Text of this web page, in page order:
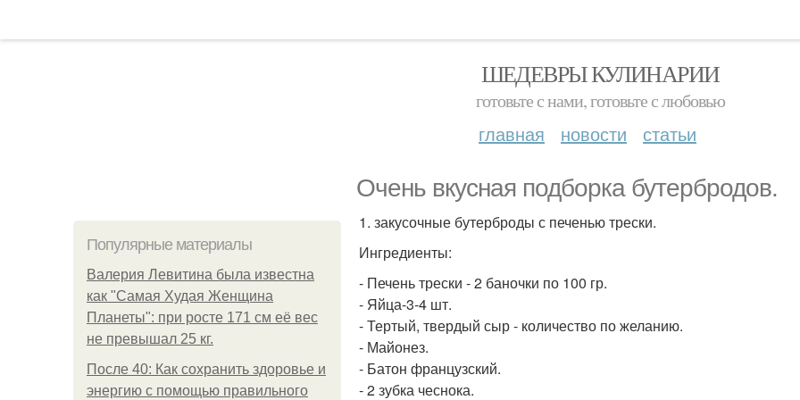
ШЕДЕВРЫ КУЛИНАРИИ
готовьте с нами, готовьте с любовью
главная новости статьи
Очень вкусная подборка бутербродов.
Популярные материалы
Валерия Левитина была известна
как "Самая Худая Женщина
Планеты": при росте 171 см её вес
не превышал 25 кг.
После 40: Как сохранить здоровье и
энергию с помощью правильного
1. закусочные бутерброды с печенью трески.
Ингредиенты:
- Печень трески - 2 баночки по 100 гр.
- Яйца-3-4 шт.
- Тертый, твердый сыр - количество по желанию.
- Майонез.
- Батон французский.
- 2 зубка чеснока.